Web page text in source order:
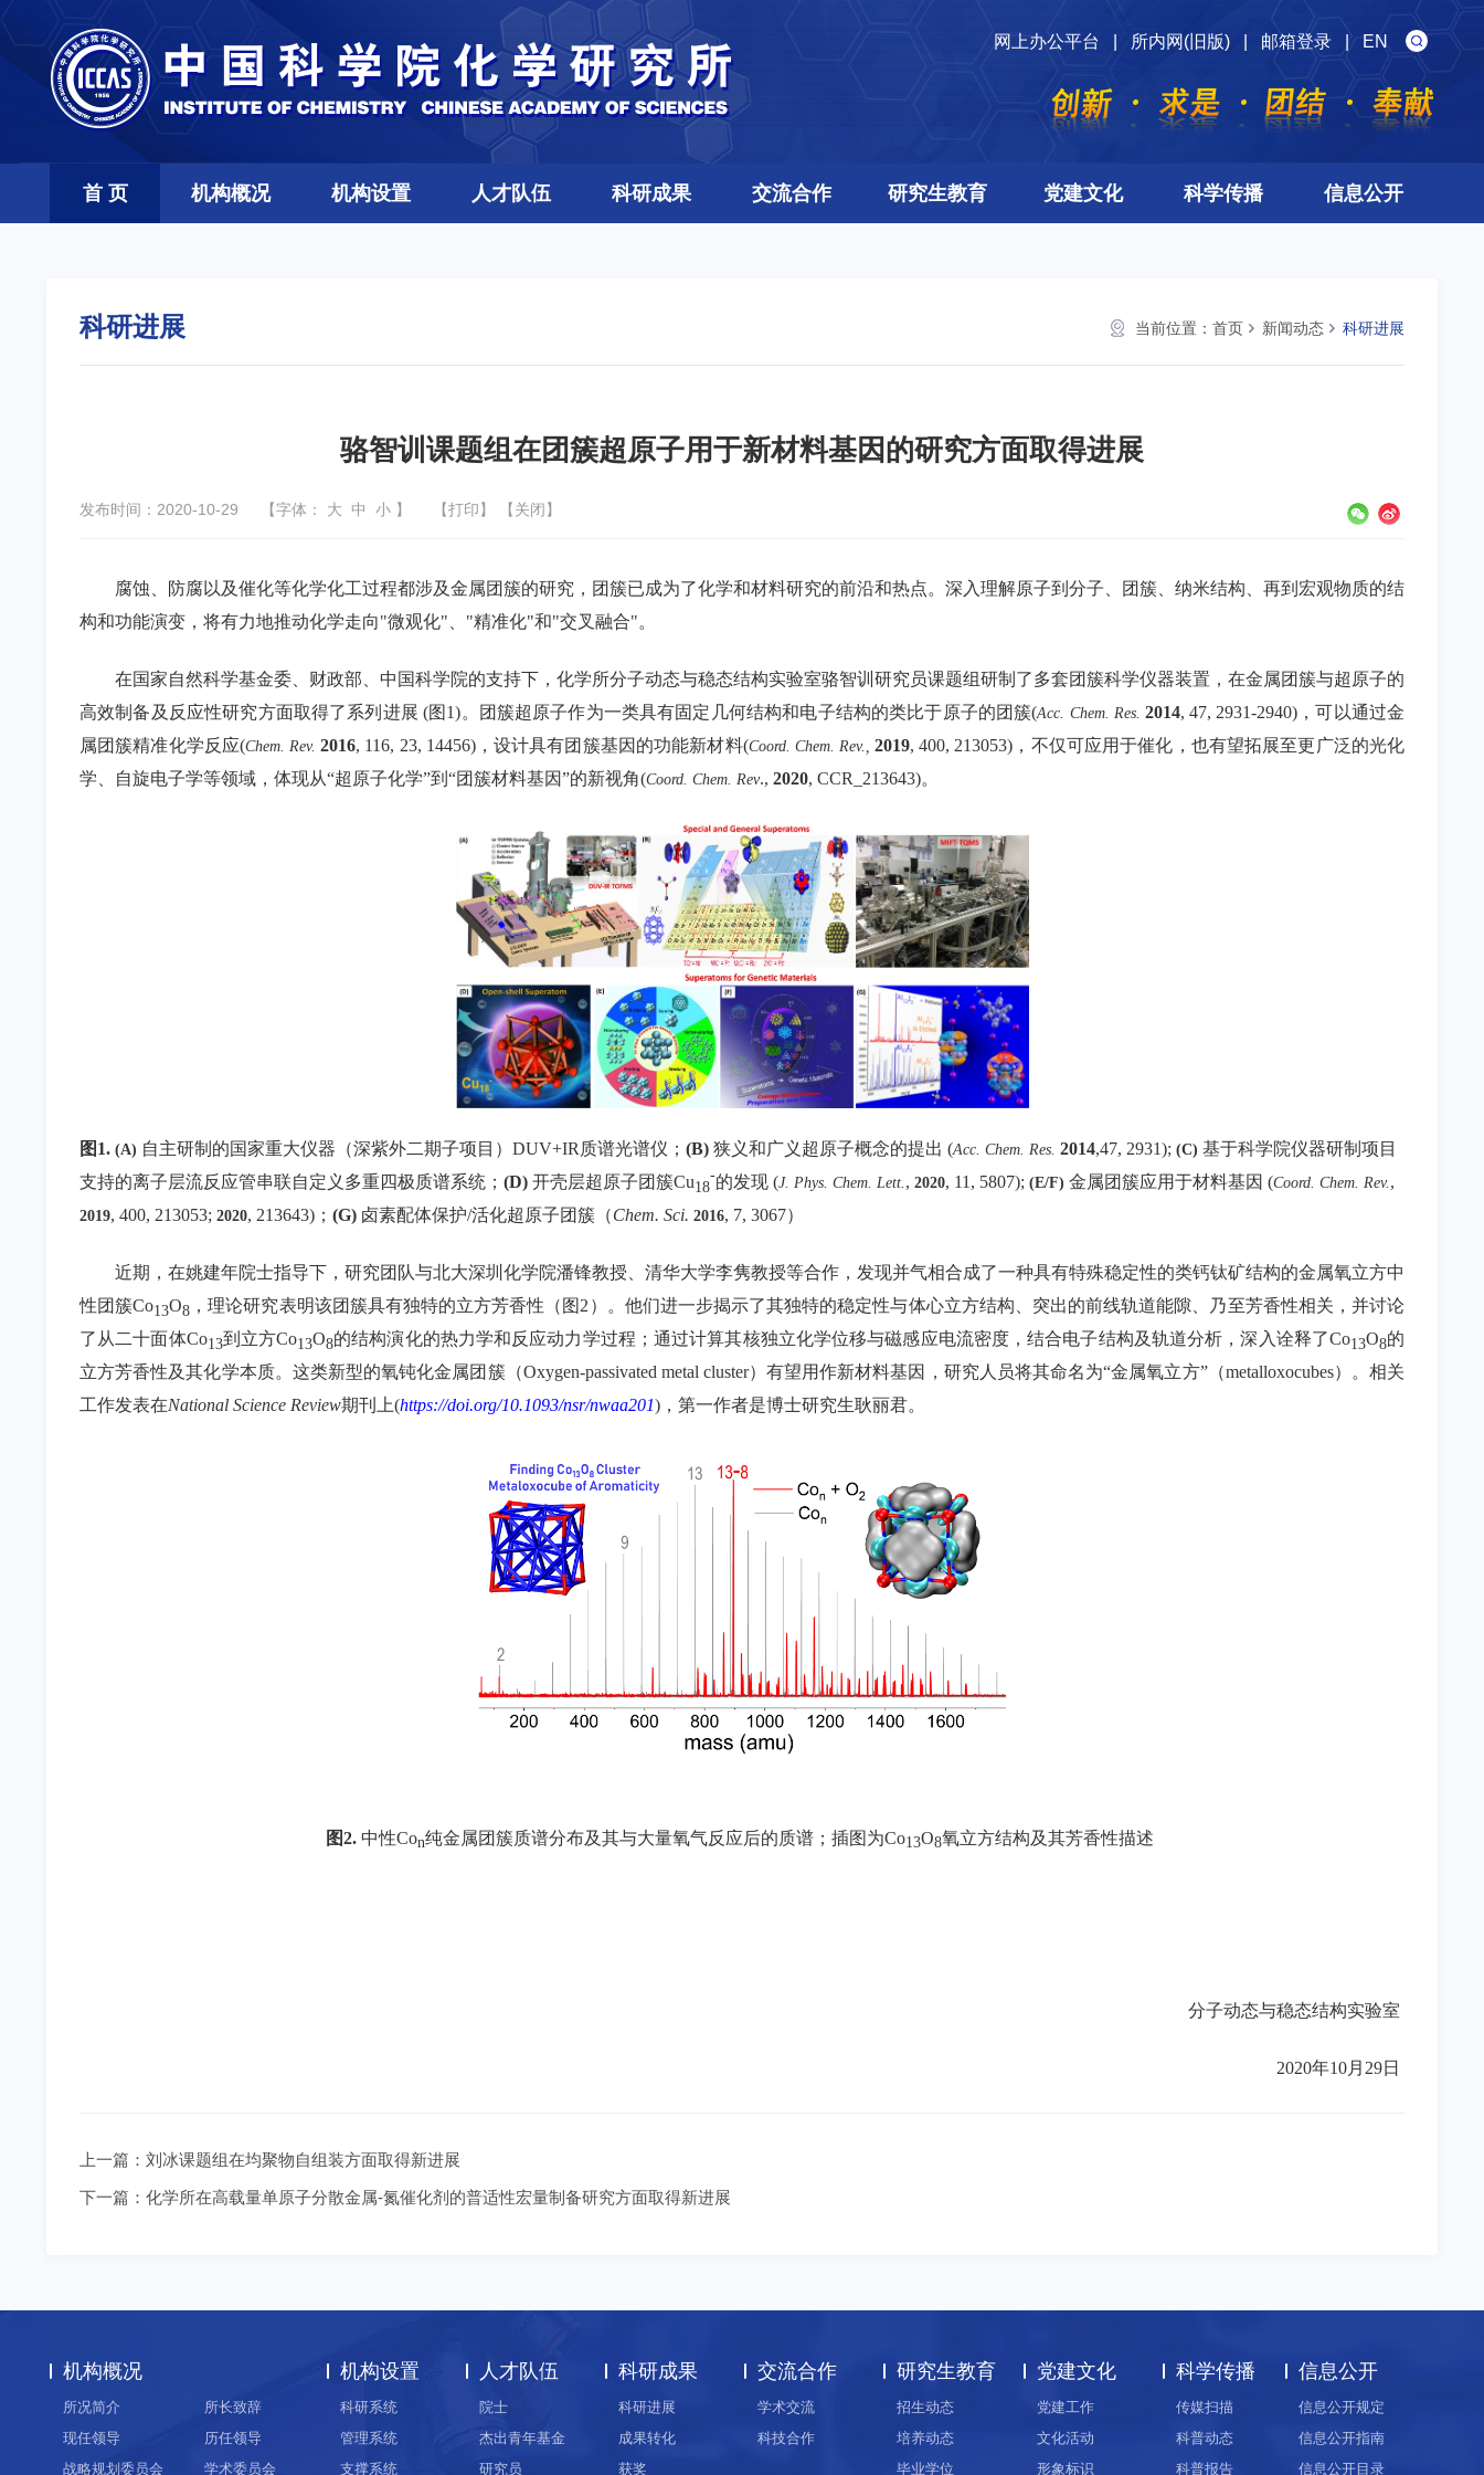
网上办公平台 所内网(旧版) 邮箱登录 |EN
首 页 机构概况 机构设置 人才队伍 科研成果 交流合作 研究生教育 党建文化 科学传播 信息公开
当前位置： 首页 新闻动态 科研进展
科研进展
骆智训课题组在团簇超原子用于新材料基因的研究方面取得进展
发布时间：2020-10-29 【字体： 大 中 小 】 【打印】 【关闭】
腐蚀、防腐以及催化等化学化工过程都涉及金属团簇的研究，团簇已成为了化学和材料研究的前沿和热点。深入理解原子到分子、团簇、纳米结构、再到宏观物质的结
构和功能演变，将有力地推动化学走向"微观化" "精准化"和"交叉融合"。
在国家自然科学基金委、财政部、中国科学院的支持下，化学所分子动态与稳态结构实验室骆智训研究员课题组研制了多套团簇科学仪器装置，在金属团簇与超原子的
高效制备及反应性研究方面取得了系列进展 (图 1)。 团簇超原子作为一类具有固定几何结构和电子结构的类比于原子的团簇(Acc. Chem. Res. 2014, 47, 2931-2940) ，可以通过金
属团簇精准化学反应(Chem. Rev. 2016, 116, 23, 14456)，设计具有团簇基因的功能新材料(Coord. Chem. Rev.,2019, 400, 213053) ，不仅可应用于催化，也有望拓展至更广泛的光化
学、自旋电子学等领域，体现从“超原子化学”到 “团簇材料基因”的新视角(Coord. Chem. Rev., 2020, CCR_213643)。
图1. (A) 自主研制的国家重大仪器（深紫外二期子项目） DUV+IR 质谱光谱仪； (B) 狭义和广义超原子概念的提出 (Acc. Chem. Res. 2014,47, 2931); (C) 基于科学院仪器研制项目
支持的离子层流反应管串联自定义多重四极质谱系统； (D) 开壳层超原子团簇Cu18
-的发现 (J. Phys. Chem. Lett. , 2020, 11, 5807); (E/F) 金属团簇应用于材料基因 (Coord. Chem. Rev. ,
2019, 400, 213053; 2020, 213643) ； (G) 卤素配体保护/活化超原子团簇（Chem. Sci. 2016, 7, 3067）
近期，在姚建年院士指导下，研究团队与北大深圳化学院潘锋教授、清华大学李隽教授等合作，发现并气相合成了一种具有特殊稳定性的类钙钛矿结构的金属氧立方中
性团簇Co13O8 ，理论研究表明该团簇具有独特的立方芳香性（图 2 ）。他们进一步揭示了其独特的稳定性与体心立方结构、突出的前线轨道能隙、乃至芳香性相关，并讨论
了从二十面体Co13到立方Co13O8的结构演化的热力学和反应动力学过程；通过计算其核独立化学位移与磁感应电流密度，结合电子结构及轨道分析，深入诠释了Co13O8的
立方芳香性及其化学本质。这类新型的氧钝化金属团簇（Oxygen-passivated metal cluster）有望用作新材料基因，研究人员将其命名为“金属氧立方”（metalloxocubes）。相关
工作发表在National Science Review期刊上(https://doi.org/10.1093/nsr/nwaa201) ，第一作者是博士研究生耿丽君。
图2. 中性Con纯金属团簇质谱分布及其与大量氧气反应后的质谱；插图为Co13O8氧立方结构及其芳香性描述
分子动态与稳态结构实验室
2020年10月 29日
上一篇： 刘冰课题组在均聚物自组装方面取得新进展
下一篇： 化学所在高载量单原子分散金属-氮催化剂的普适性宏量制备研究方面取得新进展
机构概况
所况简介
所长致辞
现任领导
历任领导
战略规划委员会
学术委员会
机构设置
科研系统
管理系统
支撑系统
人才队伍
院士
杰出青年基金
研究员
科研成果
科研进展
成果转化
获奖
交流合作
学术交流
科技合作
研究生教育
招生动态
培养动态
毕业学位
党建文化
党建工作
文化活动
形象标识
科学传播
传媒扫描
科普动态
科普报告
信息公开
信息公开规定
信息公开指南
信息公开目录